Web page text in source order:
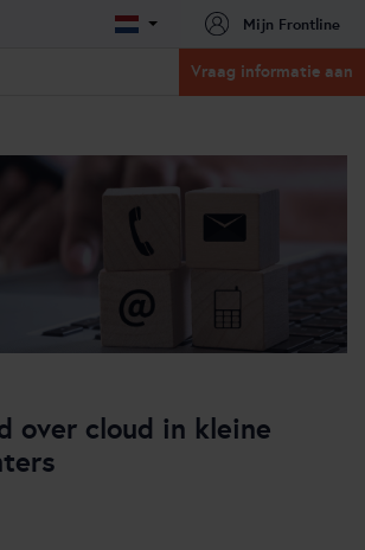
Mijn Frontline
Vraag informatie aan
over cloud in kleine